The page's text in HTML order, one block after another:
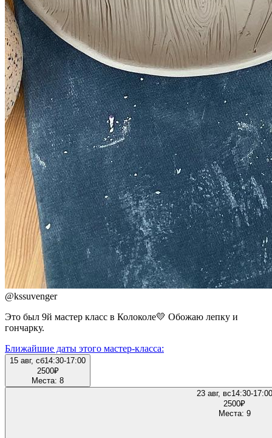
@kssuvenger
Это был 9й мастер класс в Колоколе💛 Обожаю лепку и
гончарку.
Ближайшие даты этого мастер‑класса:
15 авг, сб14:30-17:00
2500₽
Места: 8
23 авг, вс14:30-17:00
2500₽
Места: 9